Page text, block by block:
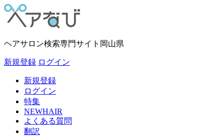
ヘアサロン検索専門サイト 岡山県
新規登録 ログイン
新規登録
ログイン
特集
NEWHAIR
よくある質問
翻訳